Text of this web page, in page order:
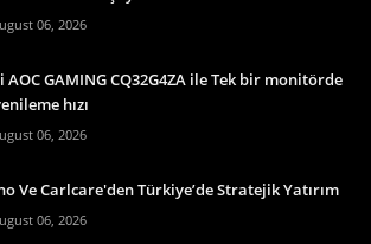
06, 2026
AOC GAMING CQ32G4ZA ile Tek bir monitörde
hızı
06, 2026
Ve Carlcare'den Türkiye’de Stratejik Yatırım
06, 2026